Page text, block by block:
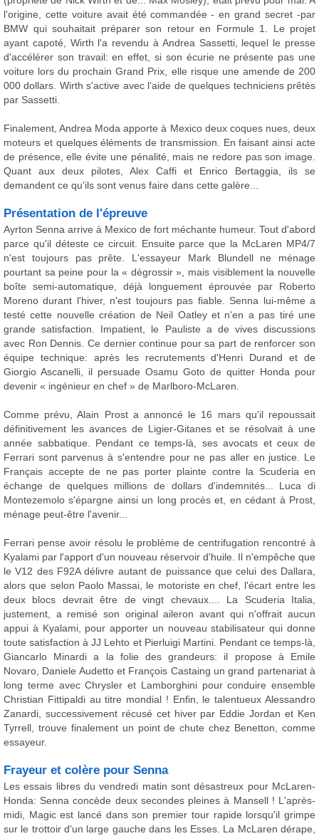
l'origine, cette voiture avait été commandée - en grand secret -par
BMW qui souhaitait préparer son retour en Formule 1. Le projet
ayant capoté, Wirth l'a revendu à Andrea Sassetti, lequel le presse
d'accélérer son travail: en effet, si son écurie ne présente pas une
voiture lors du prochain Grand Prix, elle risque une amende de 200
000 dollars. Wirth s'active avec l'aide de quelques techniciens prêtés
par Sassetti.
Finalement, Andrea Moda apporte à Mexico deux coques nues, deux
moteurs et quelques éléments de transmission. En faisant ainsi acte
de présence, elle évite une pénalité, mais ne redore pas son image.
Quant aux deux pilotes, Alex Caffi et Enrico Bertaggia, ils se
demandent ce qu'ils sont venus faire dans cette galère...
Présentation de l'épreuve
Ayrton Senna arrive à Mexico de fort méchante humeur. Tout d'abord
parce qu'il déteste ce circuit. Ensuite parce que la McLaren MP4/7
n'est toujours pas prête. L'essayeur Mark Blundell ne ménage
pourtant sa peine pour la « dégrossir », mais visiblement la nouvelle
boîte semi-automatique, déjà longuement éprouvée par Roberto
Moreno durant l'hiver, n'est toujours pas fiable. Senna lui-même a
testé cette nouvelle création de Neil Oatley et n'en a pas tiré une
grande satisfaction. Impatient, le Pauliste a de vives discussions
avec Ron Dennis. Ce dernier continue pour sa part de renforcer son
équipe technique: après les recrutements d'Henri Durand et de
Giorgio Ascanelli, il persuade Osamu Goto de quitter Honda pour
devenir « ingénieur en chef » de Marlboro-McLaren.
Comme prévu, Alain Prost a annoncé le 16 mars qu'il repoussait
définitivement les avances de Ligier-Gitanes et se résolvait à une
année sabbatique. Pendant ce temps-là, ses avocats et ceux de
Ferrari sont parvenus à s'entendre pour ne pas aller en justice. Le
Français accepte de ne pas porter plainte contre la Scuderia en
échange de quelques millions de dollars d'indemnités... Luca di
Montezemolo s'épargne ainsi un long procès et, en cédant à Prost,
ménage peut-être l'avenir...
Ferrari pense avoir résolu le problème de centrifugation rencontré à
Kyalami par l'apport d'un nouveau réservoir d'huile. Il n'empêche que
le V12 des F92A délivre autant de puissance que celui des Dallara,
alors que selon Paolo Massai, le motoriste en chef, l'écart entre les
deux blocs devrait être de vingt chevaux.... La Scuderia Italia,
justement, a remisé son original aileron avant qui n'offrait aucun
appui à Kyalami, pour apporter un nouveau stabilisateur qui donne
toute satisfaction à JJ Lehto et Pierluigi Martini. Pendant ce temps-là,
Giancarlo Minardi a la folie des grandeurs: il propose à Emile
Novaro, Daniele Audetto et François Castaing un grand partenariat à
long terme avec Chrysler et Lamborghini pour conduire ensemble
Christian Fittipaldi au titre mondial ! Enfin, le talentueux Alessandro
Zanardi, successivement récusé cet hiver par Eddie Jordan et Ken
Tyrrell, trouve finalement un point de chute chez Benetton, comme
essayeur.
Frayeur et colère pour Senna
Les essais libres du vendredi matin sont désastreux pour McLaren-
Honda: Senna concède deux secondes pleines à Mansell ! L'après-
midi, Magic est lancé dans son premier tour rapide lorsqu'il grimpe
sur le trottoir d'un large gauche dans les Esses. La McLaren dérape,